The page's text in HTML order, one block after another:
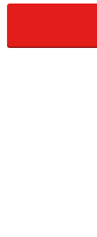
「なんで私は
「なんであの